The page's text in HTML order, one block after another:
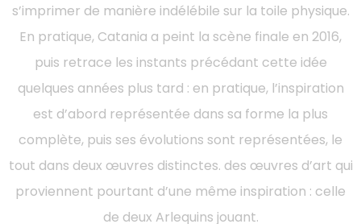
s’imprimer de manière indélébile sur la toile physique.
En pratique, Catania a peint la scène finale en 2016,
puis retrace les instants précédant cette idée
quelques années plus tard : en pratique, l’inspiration
est d’abord représentée dans sa forme la plus
complète, puis ses évolutions sont représentées, le
tout dans deux œuvres distinctes. des œuvres d’art qui
proviennent pourtant d’une même inspiration : celle
de deux Arlequins jouant.